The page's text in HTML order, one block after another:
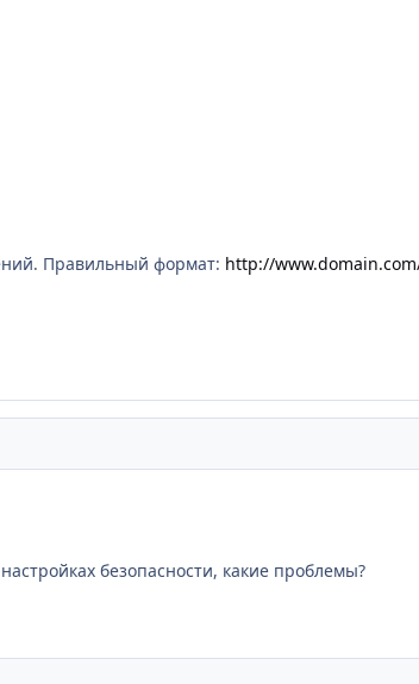
Правильный формат: http://
безопасности, какие проблемы?